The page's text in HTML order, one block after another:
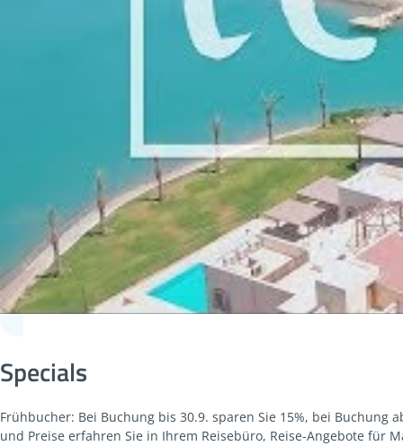
Specials
Frühbucher: Bei Buchung bis 30.9. sparen Sie 15%, bei Buchung
und Preise erfahren Sie in Ihrem Reisebüro, Reise-Angebote für